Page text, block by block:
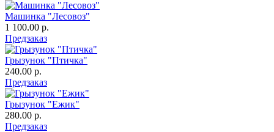
Машинка "Лесовоз"
1 100.00 р.
Предзаказ
Грызунок "Птичка"
240.00 р.
Предзаказ
Грызунок "Ежик"
280.00 р.
Предзаказ